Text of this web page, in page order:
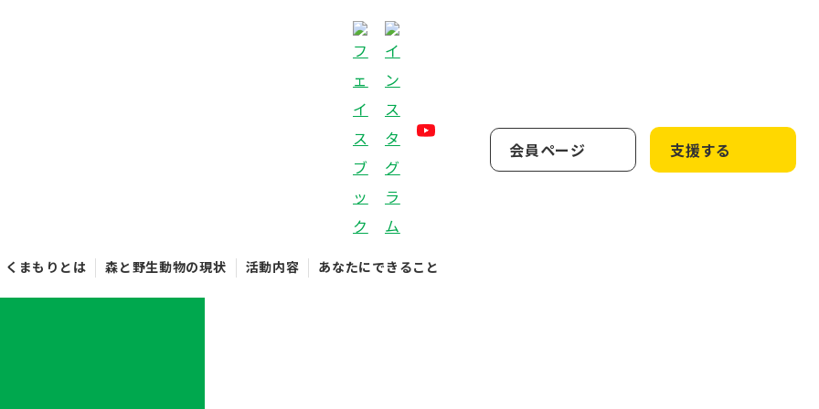
くまもりとは 森と野生動物の現状 活動内容 あなたにできること
会員ページ 支援する